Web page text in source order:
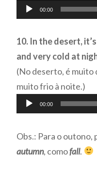
Tocador
de
áudio
00:00
10. In the desert,
and very cold at
(No deserto, é muito
muito frio à noite.)
Tocador
de
áudio
00:00
Obs.: Para o
autumn, comofall.